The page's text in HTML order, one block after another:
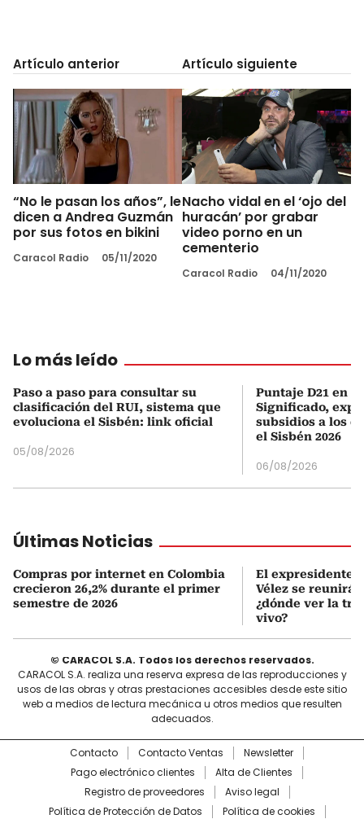
Artículo anterior
“No le pasan los años”, le
dicen a Andrea Guzmán
por sus fotos en bikini
Caracol Radio 05/11/2020
Artículo siguiente
Nacho vidal en el ‘ojo del
huracán’ por grabar
video porno en un
cementerio
Caracol Radio 04/11/2020
Lo más leído
Paso a paso para consultar su
clasificación del RUI, sistema que
evoluciona el Sisbén: link oficial
05/08/2026
Puntaje D21 en
Significado,
subsidios a los
el Sisbén 2026
06/08/2026
Últimas Noticias
Compras por internet en Colombia
crecieron 26,2% durante el primer
semestre de 2026
El expresidente
Vélez se reunirá
¿dónde ver la
vivo?
© CARACOL S.A. Todos los derechos reservados.
CARACOL S.A. realiza una reserva expresa de las reproducciones y
usos de las obras y otras prestaciones accesibles desde este sitio
web a medios de lectura mecánica u otros medios que resulten
adecuados.
Contacto Contacto Ventas
Newsletter
Pago electrónico clientes
Alta de Clientes
Registro de proveedores
Aviso legal
Política de Protección de Datos
Política de cookies